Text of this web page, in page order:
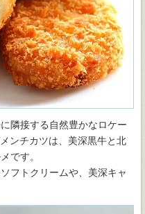
隣接する自然豊かなロケー
ンチカツは、美深黒牛と北
です。
フトクリームや、美深キャ